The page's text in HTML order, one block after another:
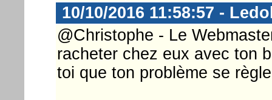
10/10/2016 11:58:57 -
@Christophe - Le
racheter chez eux avec ton
toi que ton problème se